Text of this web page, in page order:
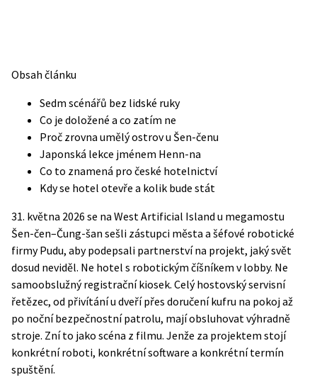
Obsah článku
Sedm scénářů bez lidské ruky
Co je doložené a co zatím ne
Proč zrovna umělý ostrov u Šen-čenu
Japonská lekce jménem Henn-na
Co to znamená pro české hotelnictví
Kdy se hotel otevře a kolik bude stát
31. května 2026 se na West Artificial Island u megamostu
Šen-čen–Čung-šan sešli zástupci města a šéfové robotické
firmy Pudu, aby podepsali partnerství na projekt, jaký svět
dosud neviděl. Ne hotel s robotickým číšníkem v lobby. Ne
samoobslužný registrační kiosek. Celý hostovský servisní
řetězec, od přivítání u dveří přes doručení kufru na pokoj až
po noční bezpečnostní patrolu, mají obsluhovat výhradně
stroje. Zní to jako scéna z filmu. Jenže za projektem stojí
konkrétní roboti, konkrétní software a konkrétní termín
spuštění.